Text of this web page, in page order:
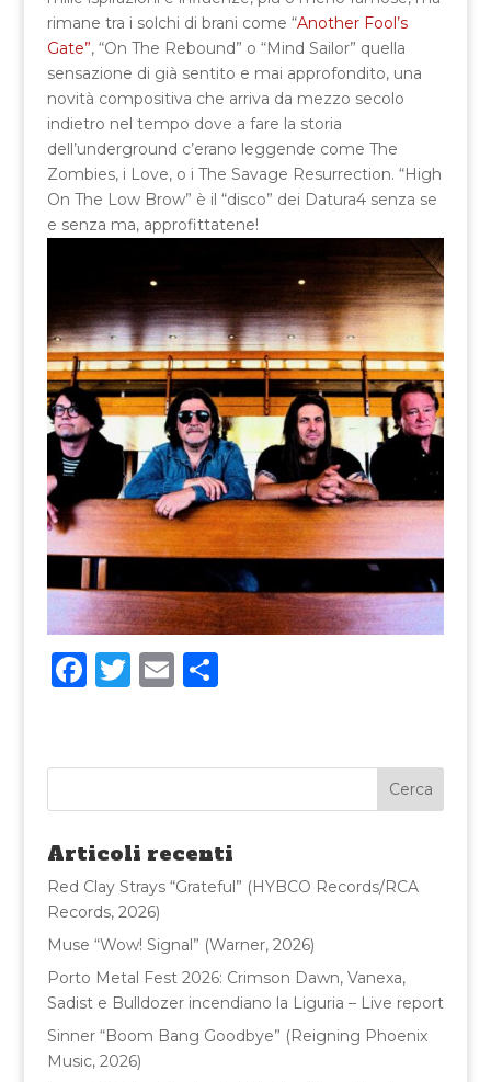
rimane tra i solchi di brani come “Another Fool’s
Gate”, “On The Rebound” o “Mind Sailor” quella
sensazione di già sentito e mai approfondito, una
novità compositiva che arriva da mezzo secolo
indietro nel tempo dove a fare la storia
dell’underground c’erano leggende come The
Zombies, i Love, o i The Savage Resurrection. “High
On The Low Brow” è il “disco” dei Datura4 senza se
e senza ma, approfittatene!
F
e
b
o
o
k
T
te
r
E
l
C
di
vi
di
Articoli recenti
Red Clay Strays “Grateful” (HYBCO Records/RCA
Records, 2026)
Muse “Wow! Signal” (Warner, 2026)
Porto Metal Fest 2026: Crimson Dawn, Vanexa,
Sadist e Bulldozer incendiano la Liguria – Live report
Sinner “Boom Bang Goodbye” (Reigning Phoenix
Music, 2026)